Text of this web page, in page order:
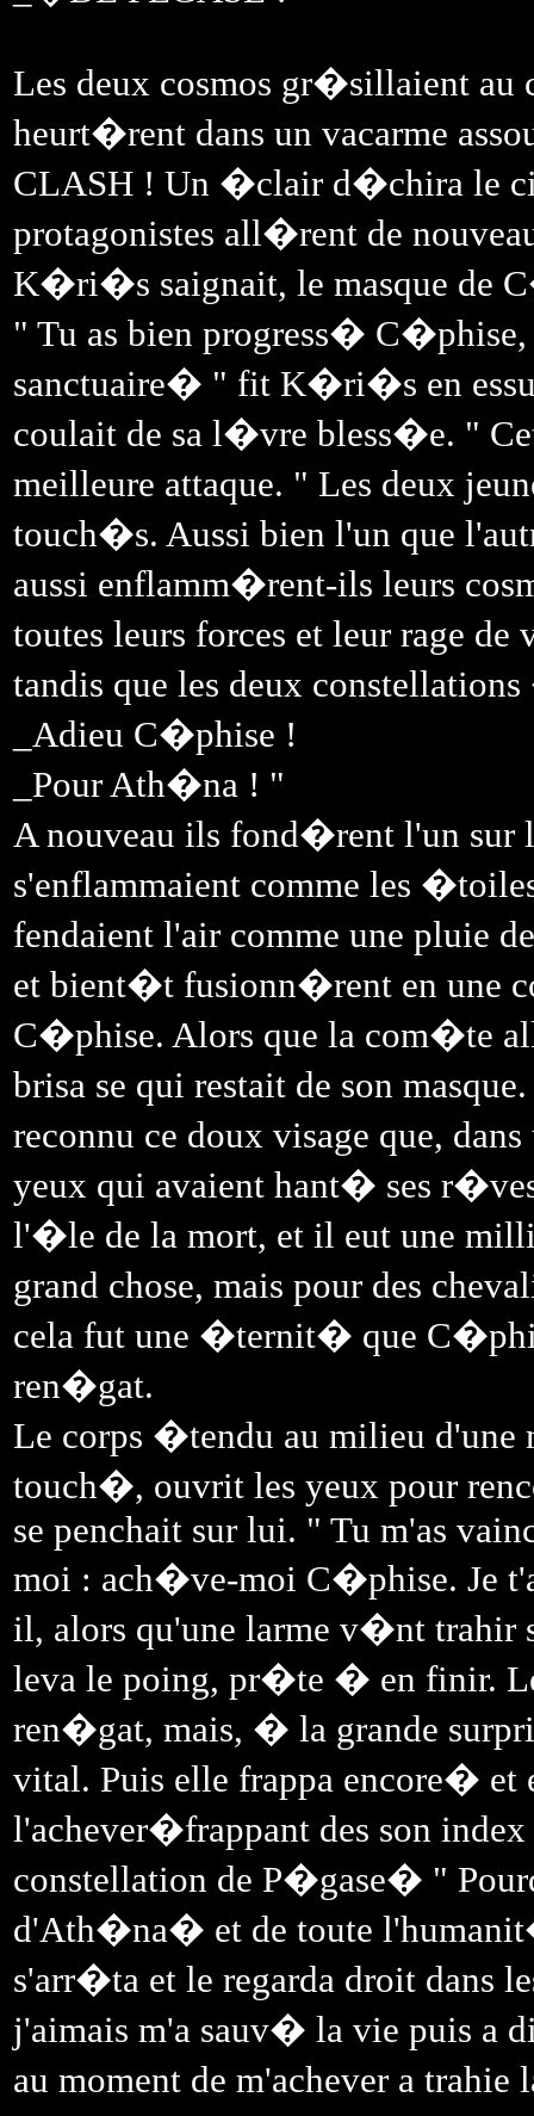
Les deux cosmos gr�sillaient au
heurt�rent dans un vacarme
CLASH ! Un �clair d�chira le
protagonistes all�rent de
K�ri�s saignait, le masque de
" Tu as bien progress�
sanctuaire� " fit K�ri�s en
coulait de sa l�vre bless�e. "
meilleure attaque. " Les deux
touch�s. Aussi bien l'un que
aussi enflamm�rent-ils leurs
toutes leurs forces et leur rage
tandis que les deux
_Adieu C�phise !
_Pour Ath�na ! "
A nouveau ils fond�rent l'un sur
s'enflammaient comme les
fendaient l'air comme une
et bient�t fusionn�rent en une
C�phise. Alors que la com�te
brisa se qui restait de son
reconnu ce doux visage que,
yeux qui avaient hant� ses
l'�le de la mort, et il eut une
grand chose, mais pour des
cela fut une �ternit� que
ren�gat.
Le corps �tendu au milieu
touch�, ouvrit les yeux pour
se penchait sur lui. " Tu m'as
moi : ach�ve-moi C�phise. Je
il, alors qu'une larme v�nt
leva le poing, pr�te � en finir.
ren�gat, mais, � la grande
vital. Puis elle frappa encore�
l'achever�frappant des son
constellation de P�gase� "
d'Ath�na� et de toute
s'arr�ta et le regarda droit dans
j'aimais m'a sauv� la vie puis a
au moment de m'achever a